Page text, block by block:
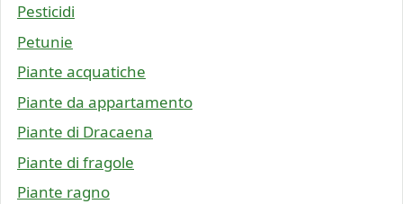
Pesticidi
Petunie
Piante acquatiche
Piante da appartamento
Piante di Dracaena
Piante di fragole
Piante ragno